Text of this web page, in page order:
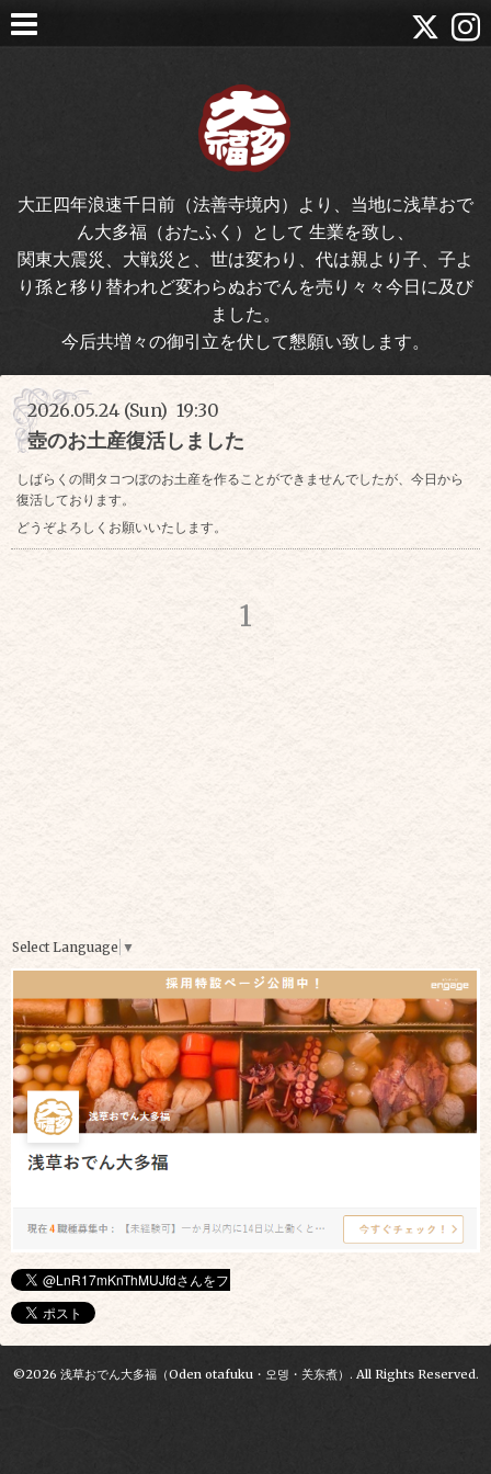
大正四年浪速千日前（法善寺境内）より、当地に浅草おで
ん大多福（おたふく）として 生業を致し、
関東大震災、大戦災と、世は変わり、代は親より子、子よ
り孫と移り替われど変わらぬおでんを売り々々今日に及び
ました。
今后共増々の御引立を伏して懇願い致します。
2026.05.24 (Sun) 19:30
壺のお土産復活しました
しばらくの間タコつぼのお土産を作ることができませんでしたが、今日から
復活しております。
どうぞよろしくお願いいたします。
1
Select Language ▼
©2026 浅草おでん大多福（Oden otafuku・오뎅・关东煮） . All Rights Reserved.